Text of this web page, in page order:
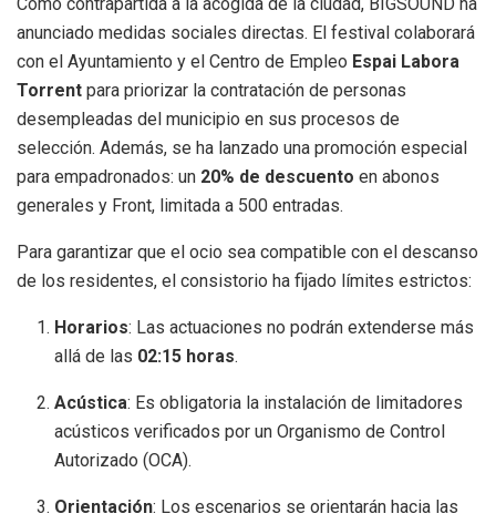
anunciado medidas sociales directas. El festival colaborará
con el Ayuntamiento y el Centro de Empleo Espai Labora
Torrent para priorizar la contratación de personas
desempleadas del municipio en sus procesos de
selección. Además, se ha lanzado una promoción especial
para empadronados: un 20% de descuento en abonos
generales y Front, limitada a 500 entradas.
Para garantizar que el ocio sea compatible con el descanso
de los residentes, el consistorio ha fijado límites estrictos:
Horarios: Las actuaciones no podrán extenderse más
allá de las 02:15 horas.
Acústica: Es obligatoria la instalación de limitadores
acústicos verificados por un Organismo de Control
Autorizado (OCA).
Orientación: Los escenarios se orientarán hacia las